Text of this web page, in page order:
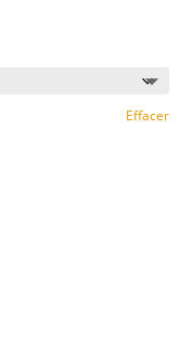
Effacer